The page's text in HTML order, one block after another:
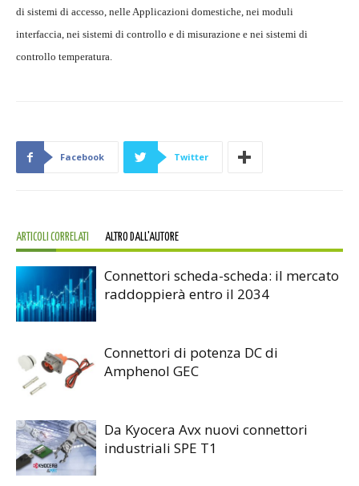
di sistemi di accesso, nelle Applicazioni domestiche, nei moduli
interfaccia, nei sistemi di controllo e di misurazione e nei sistemi di
controllo temperatura.
Facebook Twitter
ARTICOLI CORRELATI ALTRO DALL'AUTORE
Connettori scheda-scheda: il mercato
raddoppierà entro il 2034
Connettori di potenza DC di
Amphenol GEC
Da Kyocera Avx nuovi connettori
industriali SPE T1